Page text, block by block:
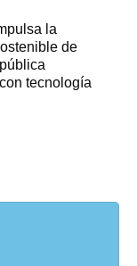
la
de
tecnología